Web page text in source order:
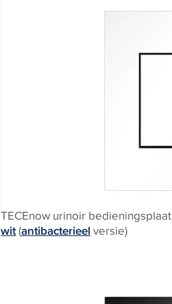
TECEnow urinoir bedieningsplaat
wit(antibacterieel versie)